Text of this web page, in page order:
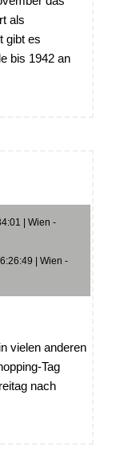
als
gibt es
bis 1942 an
| Wien -
| Wien -
vielen anderen
Tag
nach